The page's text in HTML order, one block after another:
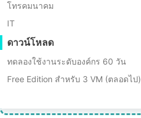
โทรคมนาคม
IT
ดาวน์โหลด
ทดลองใช้งานระดับองค์กร 60 วัน
Free Edition สำหรับ 3 VM (ตลอดไป)